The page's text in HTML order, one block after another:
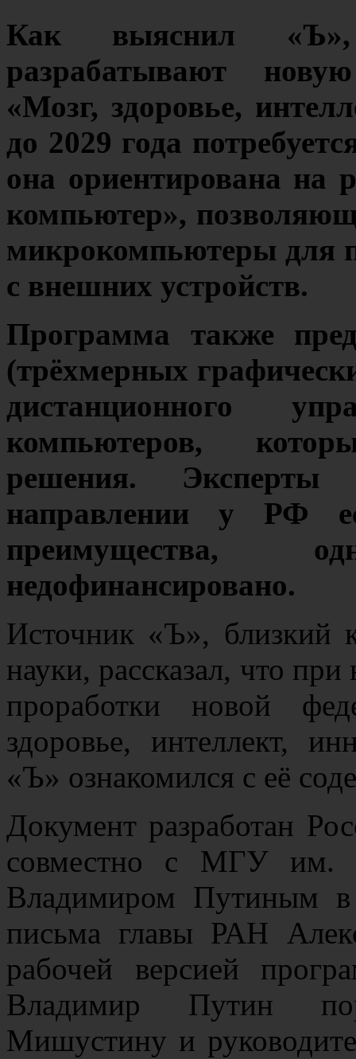
Как выяснил
разрабатывают
«Мозг, здоровье,
до 2029 года
она ориентирована на
компьютер»,
микрокомпьютеры для
с внешних устройств.
Программа также
(трёхмерных
дистанционного
компьютеров,
решения.
направлении у РФ
преимущества,
недофинансировано.
Источник «Ъ», близкий
науки, рассказал, что
проработки новой
здоровье, интеллект,
«Ъ» ознакомился с её
Документ разработан
совместно с МГУ им.
Владимиром Путиным в
письма главы РАН
рабочей версией
Владимир Путин
Мишустину и